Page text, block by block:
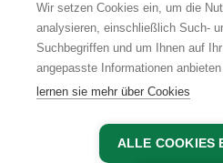
AGBIMPRESSUM
Wir setzen Cookies ein, um die
analysieren, einschließlich Such-
Suchbegriffen und um Ihnen auf
angepasste Informationen
lernen sie mehr über Cookies
ALLE COOKIES